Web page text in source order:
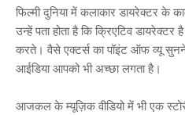
फिल्मी दुनिया में कलाकार डायरेक्टर के
उन्हें पता होता है कि क्रिएटिव डायरेक्टर
करते। वैसे एक्टर्स का पॉइंट ऑफ व्यू
आईडिया आपको भी अच्छा लगता है।
आजकल के म्यूज़िक वीडियो में भी एक